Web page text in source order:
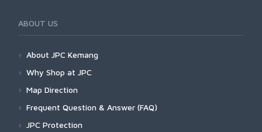
ABOUT US
About JPC Kemang
Why Shop at JPC
Map Direction
Frequent Question & Answer (FAQ)
JPC Protection